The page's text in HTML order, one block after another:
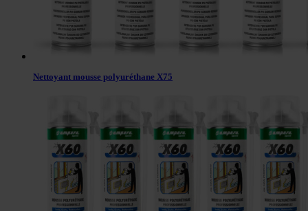
Nettoyant mousse polyuréthane X75